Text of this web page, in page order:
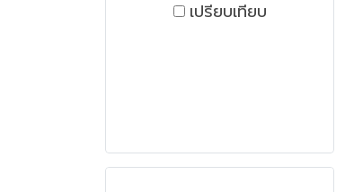
เปรียบเทียบ